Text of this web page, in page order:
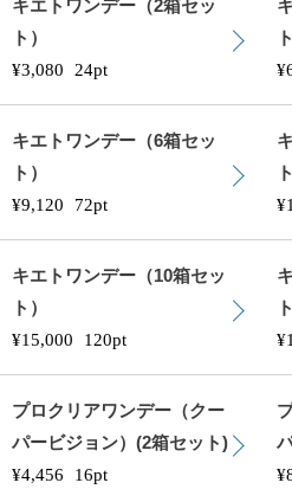
キエトワンデー（2箱セッ
ト）
¥3,080
24pt
キエトワンデー（6箱セッ
ト）
¥9,120
72pt
キエトワンデー（10箱セッ
ト）
¥15,000
120pt
プロクリアワンデー（クー
パービジョン）(2箱セット)
¥4,456
16pt